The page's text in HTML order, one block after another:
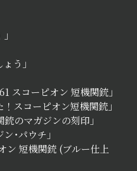
う」
スコーピオン 短機関銃」
スコーピオン短機関銃」
のマガジンの刻印」
･パウチ」
ン 短機関銃 (ブルー仕上